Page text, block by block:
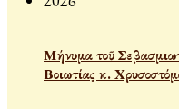
Μήνυμα τοῦ
Βοιωτίας κ.